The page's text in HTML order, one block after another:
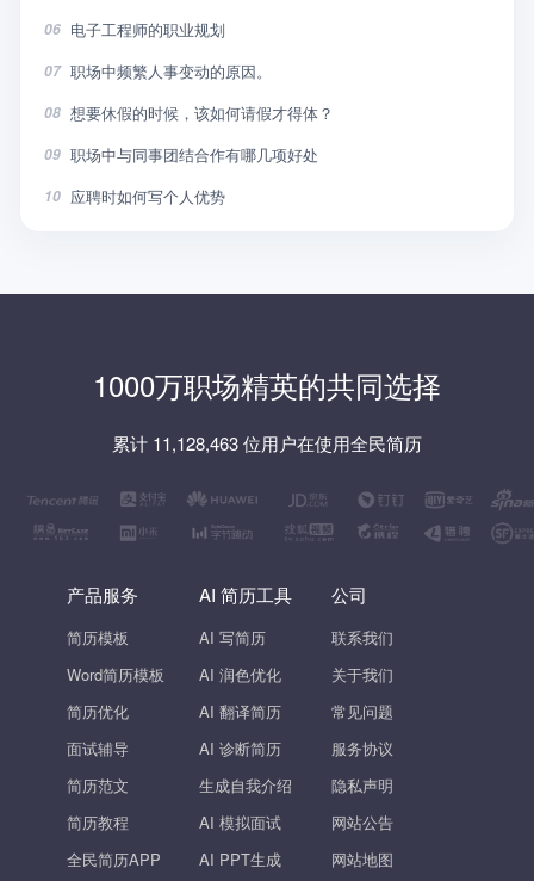
06 电子工程师的职业规划
07 职场中频繁人事变动的原因。
08 想要休假的时候，该如何请假才得体？
09 职场中与同事团结合作有哪几项好处
10 应聘时如何写个人优势
1000万职场精英的共同选择
累计 11,128,463 位用户在使用全民简历
产品服务
简历模板
Word简历模板
简历优化
面试辅导
简历范文
简历教程
全民简历APP
AI 简历工具
AI 写简历
AI 润色优化
AI 翻译简历
AI 诊断简历
生成自我介绍
AI 模拟面试
AI PPT生成
公司
联系我们
关于我们
常见问题
服务协议
隐私声明
网站公告
网站地图